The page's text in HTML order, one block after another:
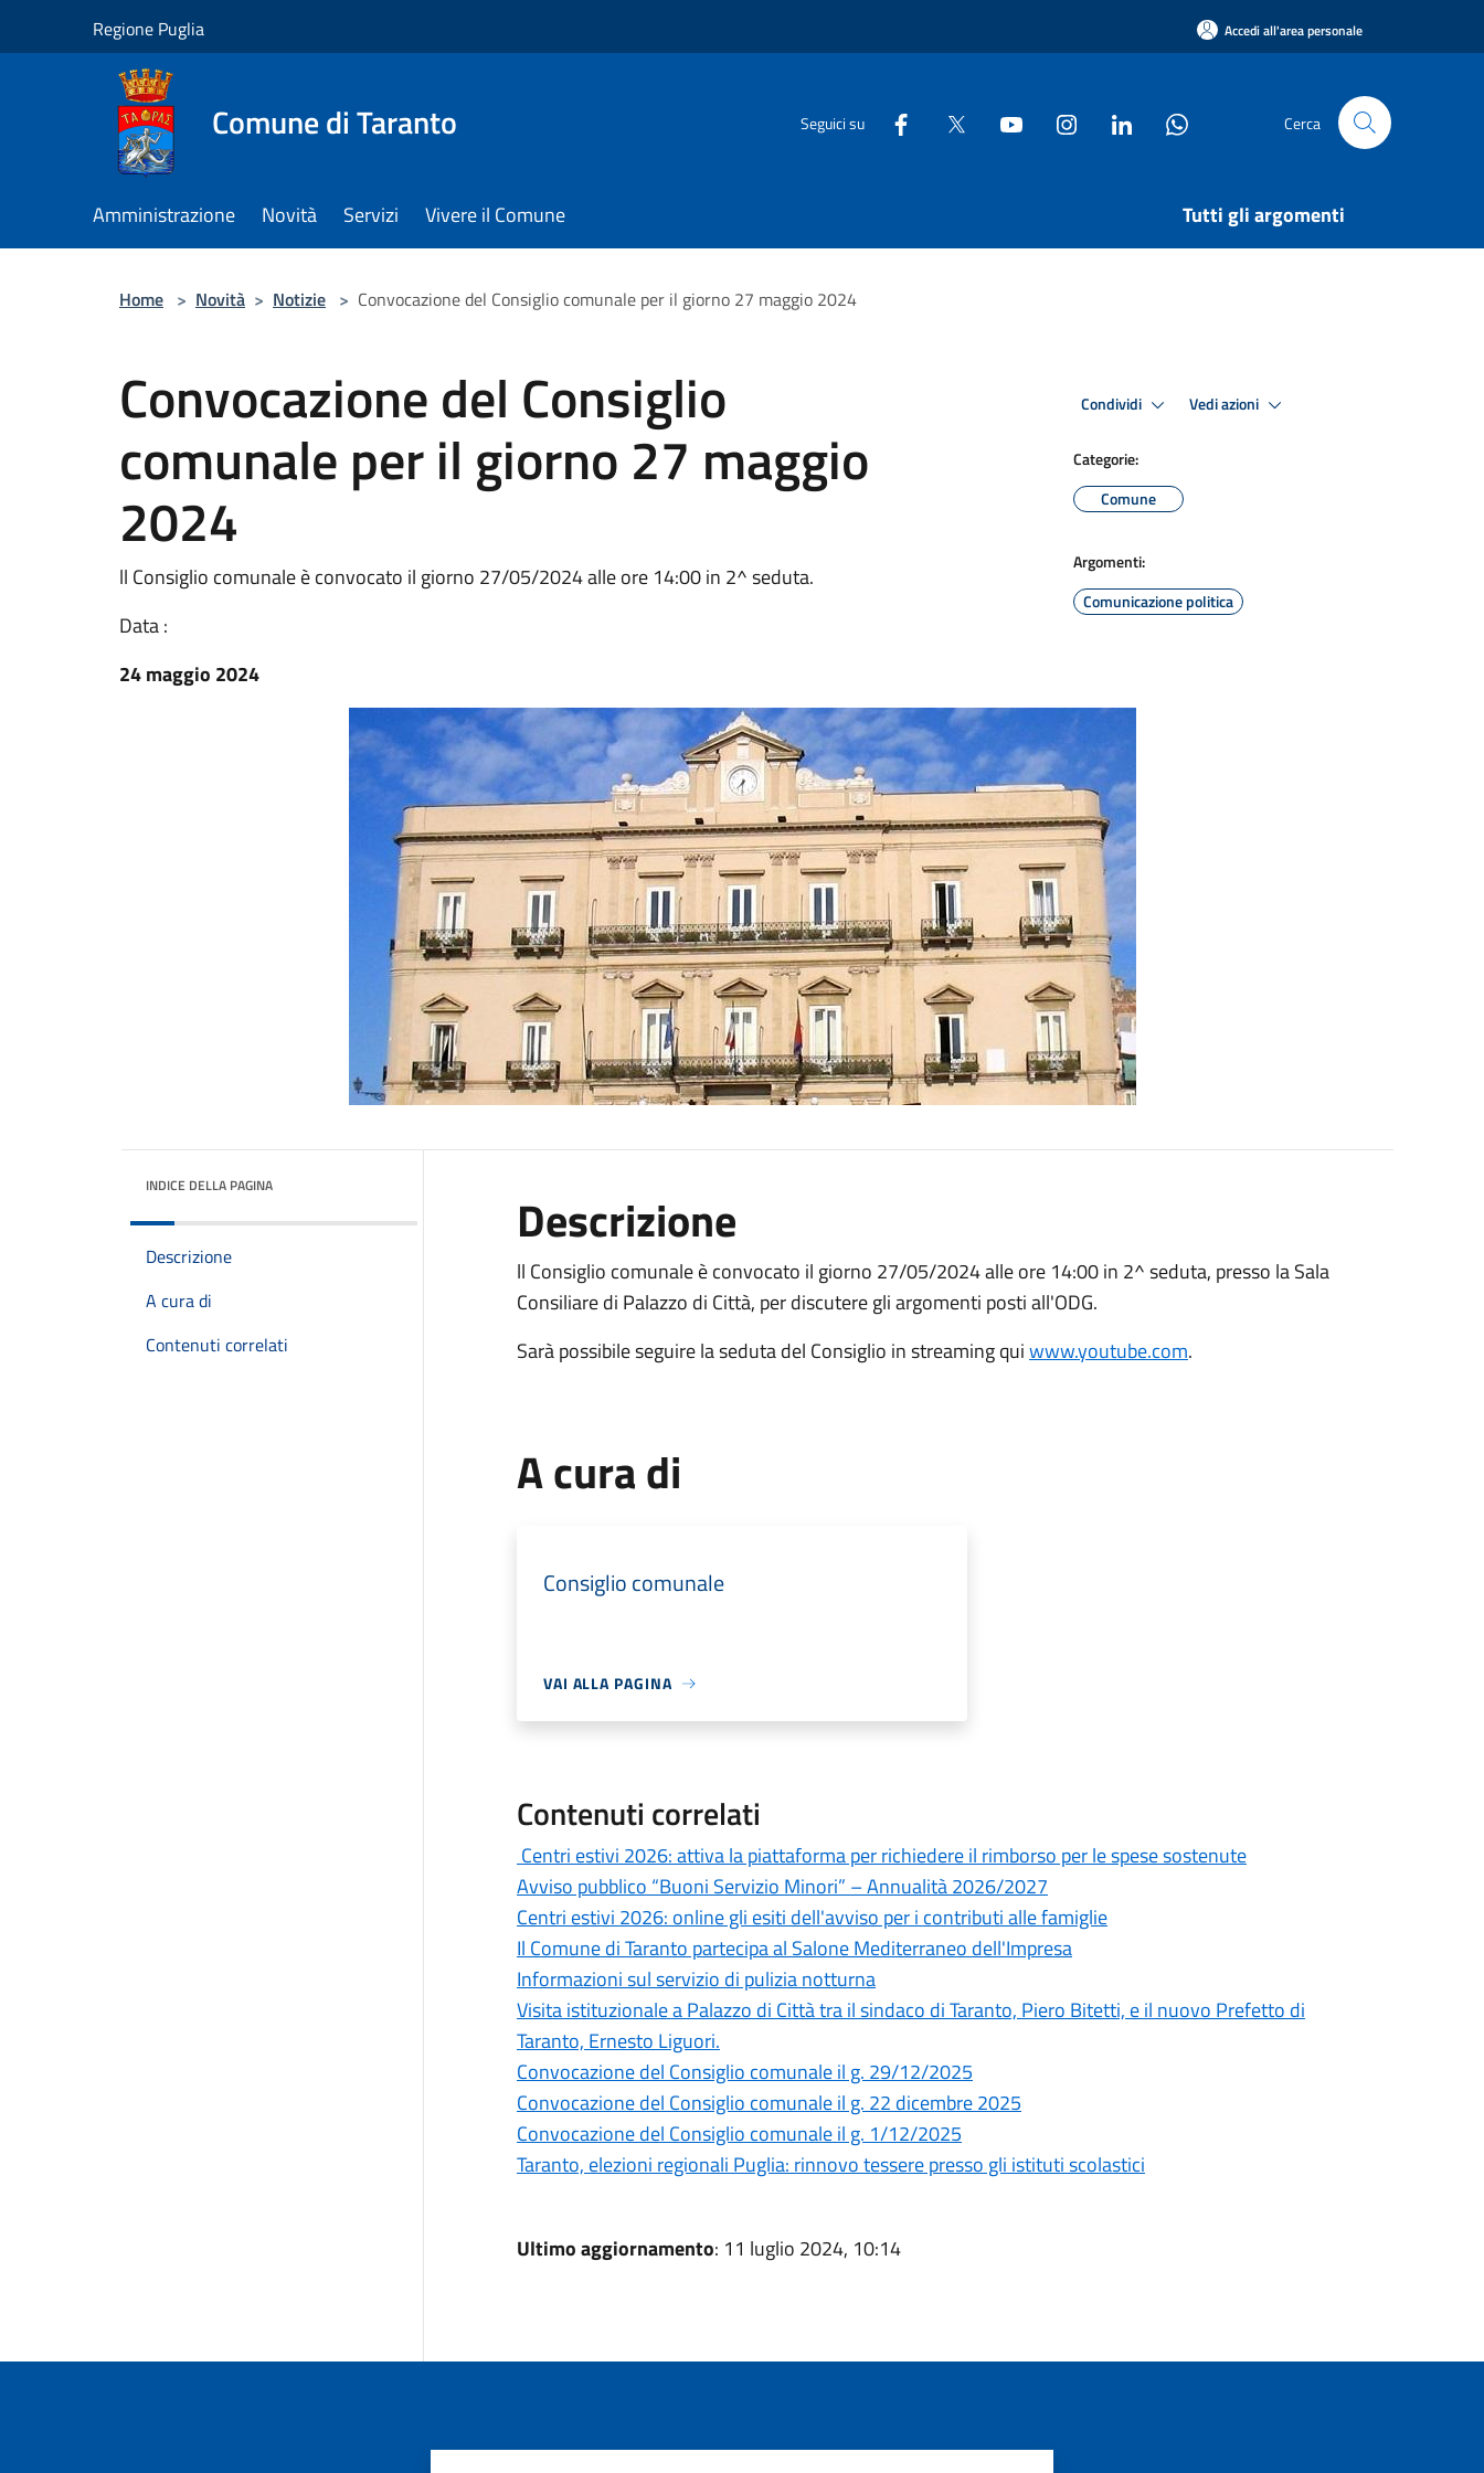
Regione Puglia Accedi all'area personale
Comune di Taranto Seguici su Cerca
Amministrazione Novità Servizi Vivere il Comune Tutti gli argomenti
Home > Novità > Notizie > Convocazione del Consiglio comunale per il giorno 27 maggio 2024
Convocazione del Consiglio
comunale per il giorno 27 maggio
2024
ll Consiglio comunale è convocato il giorno 27/05/2024 alle ore 14:00 in 2^ seduta.
Data :
24 maggio 2024
Condividi Vedi azioni
Categorie:
Comune
Argomenti:
Comunicazione politica
INDICE DELLA PAGINA
Descrizione
A cura di
Contenuti correlati
Descrizione
ll Consiglio comunale è convocato il giorno 27/05/2024 alle ore 14:00 in 2^ seduta, presso la Sala
Consiliare di Palazzo di Città, per discutere gli argomenti posti all'ODG.
Sarà possibile seguire la seduta del Consiglio in streaming quiwww.youtube.com.
A cura di
Consiglio comunale
VAI ALLA PAGINA
Contenuti correlati
Centri estivi 2026: attiva la piattaforma per richiedere il rimborso per le spese sostenute
Avviso pubblico “Buoni Servizio Minori” – Annualità 2026/2027
Centri estivi 2026: online gli esiti dell'avviso per i contributi alle famiglie
Il Comune di Taranto partecipa al Salone Mediterraneo dell'Impresa
Informazioni sul servizio di pulizia notturna
Visita istituzionale a Palazzo di Città tra il sindaco di Taranto, Piero Bitetti, e il nuovo Prefetto di
Taranto, Ernesto Liguori.
Convocazione del Consiglio comunale il g. 29/12/2025
Convocazione del Consiglio comunale il g. 22 dicembre 2025
Convocazione del Consiglio comunale il g. 1/12/2025
Taranto, elezioni regionali Puglia: rinnovo tessere presso gli istituti scolastici
Ultimo aggiornamento: 11 luglio 2024, 10:14